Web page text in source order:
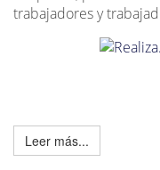
trabajadores y
Leer más...